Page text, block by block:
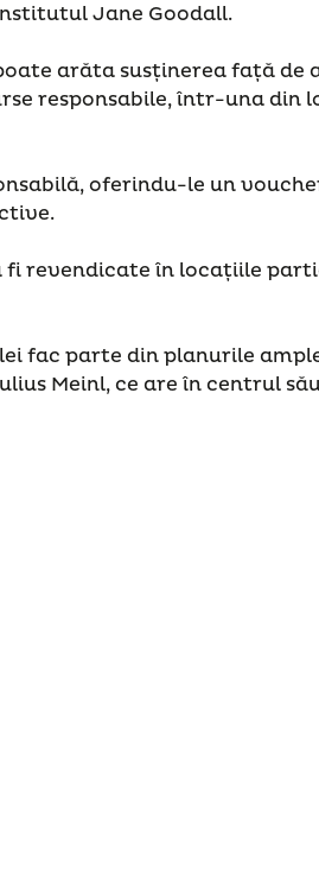
Jane Goodall.
arăta susținerea față de
responsabile, într-una din
oferindu-le un
revendicate în locațiile
fac parte din planurile
Meinl, ce are în centrul